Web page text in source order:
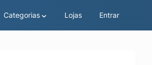
Categorias Lojas Entrar